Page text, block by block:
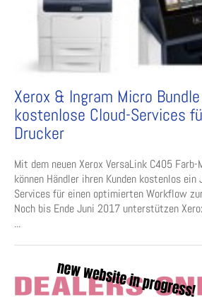
Xerox & Ingram Micro
kostenlose Cloud-Services
Drucker
Mit dem neuen Xerox VersaLink C405
können Händler ihren Kunden kostenlos ein
Services für einen optimierten Workflow
Noch bis Ende Juni 2017 unterstützen
...